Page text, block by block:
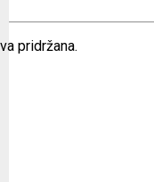
pridržana.